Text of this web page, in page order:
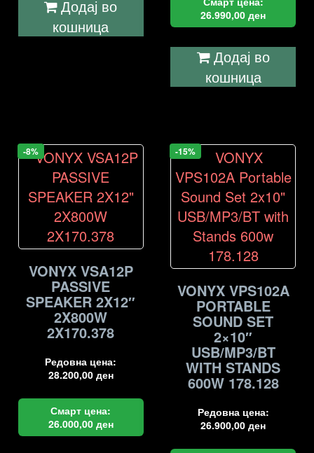
Додај во
кошница
26.990,00ден
Додај во
кошница
-8%
VONYX VSA12P
PASSIVE
SPEAKER 2X12″
2X800W
2X170.378
Редовна цена:
28.200,00 ден
Смарт цена:
26.000,00 ден
-15%
VONYX VPS102A
PORTABLE
SOUND SET
2×10″
USB/MP3/BT
WITH STANDS
600W 178.128
Редовна цена:
26.900,00ден